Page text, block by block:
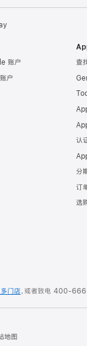
账户
户
查
认
分
订
选
门店，或者致电 400-
地图